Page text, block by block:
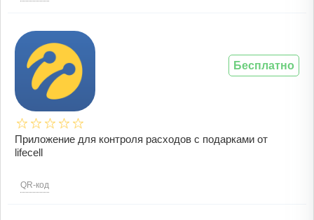
Приложение для контроля расходов с подарками от
lifecell
QR-код
Бесплатно